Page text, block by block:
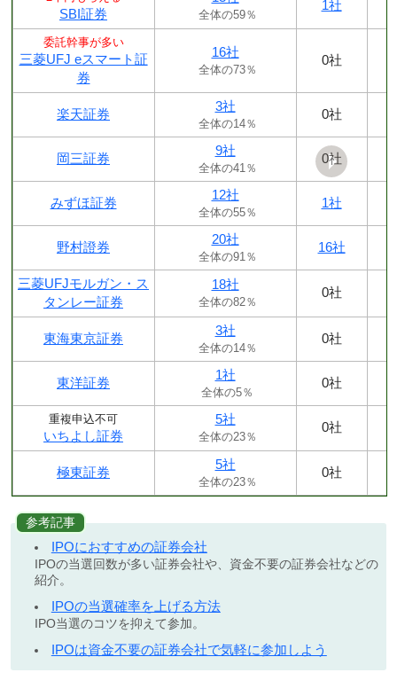
SBI証券 全体の59％
1社
委託幹事が多い
三菱UFJ eスマート証
券
16社
全体の73％
0社
楽天証券
3社
全体の14％
0社
岡三証券
9社
全体の41％
0社
みずほ証券
12社
全体の55％
1社
野村證券
20社
全体の91％
16社
三菱UFJモルガン・ス
タンレー証券
18社
全体の82％
0社
東海東京証券
3社
全体の14％
0社
東洋証券
1社
全体の5％
0社
重複申込不可
いちよし証券
5社
全体の23％
0社
極東証券
5社
全体の23％
0社
参考記事
IPOにおすすめの証券会社
IPOの当選回数が多い証券会社や、資金不要の証券会社などの
紹介。
IPOの当選確率を上げる方法
IPO当選のコツを抑えて参加。
IPOは資金不要の証券会社で気軽に参加しよう